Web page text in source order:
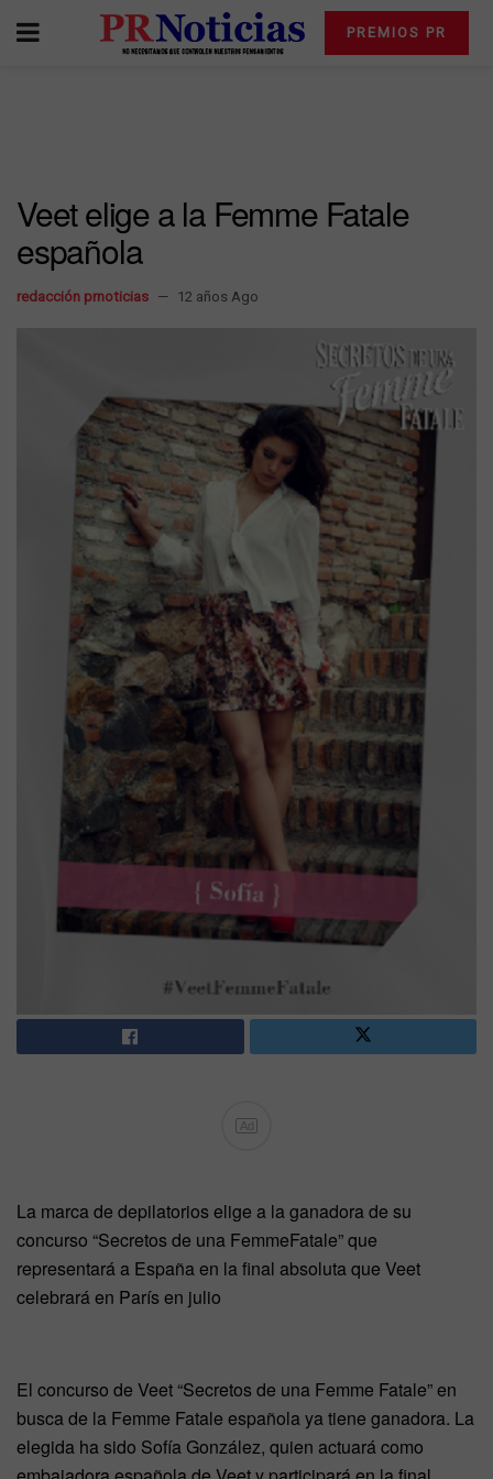
PREMIOS PR
Veet elige a la Femme Fatale
española
redacción prnoticias 12 años Ago
Ad
La marca de depilatorios elige a la ganadora de su
concurso “Secretos de una FemmeFatale” que
representará a España en la final absoluta que Veet
celebrará en París en julio
El concurso de Veet “Secretos de una Femme Fatale” en
busca de la Femme Fatale española ya tiene ganadora. La
elegida ha sido Sofía González, quien actuará como